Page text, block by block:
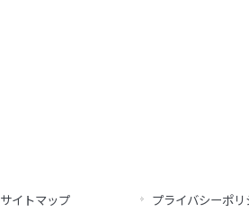
サイトマップ プライバシーポリ